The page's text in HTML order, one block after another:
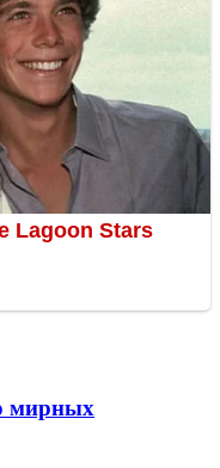
мирных